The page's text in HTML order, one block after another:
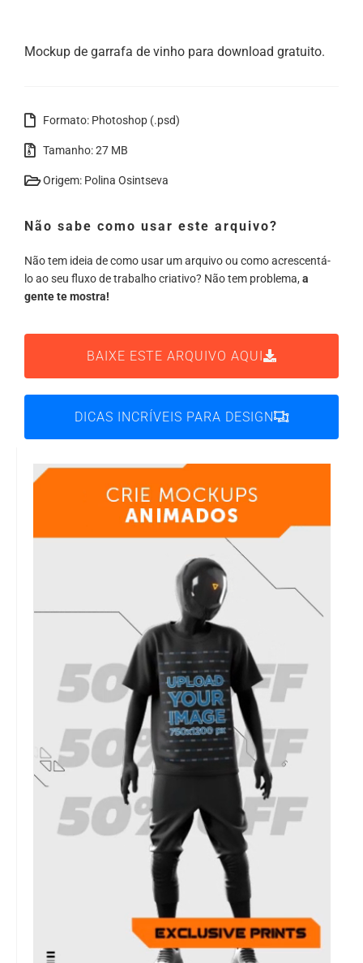
Mockup de garrafa de vinho para download gratuito.
Formato: Photoshop (.psd)
Tamanho: 27 MB
Origem: Polina Osintseva
Não sabe como usar este arquivo?
Não tem ideia de como usar um arquivo ou como acrescentá-
lo ao seu fluxo de trabalho criativo? Não tem problema, a
gente te mostra!
BAIXE ESTE ARQUIVO AQUI
DICAS INCRÍVEIS PARA DESIGN